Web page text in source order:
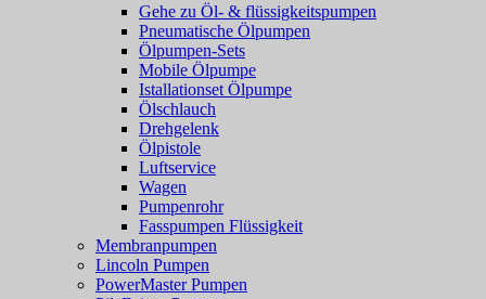
Gehe zu Öl- & flüssigkeitspumpen
Pneumatische Ölpumpen
Ölpumpen-Sets
Mobile Ölpumpe
Istallationset Ölpumpe
Ölschlauch
Drehgelenk
Ölpistole
Luftservice
Wagen
Pumpenrohr
Fasspumpen Flüssigkeit
Membranpumpen
Lincoln Pumpen
PowerMaster Pumpen